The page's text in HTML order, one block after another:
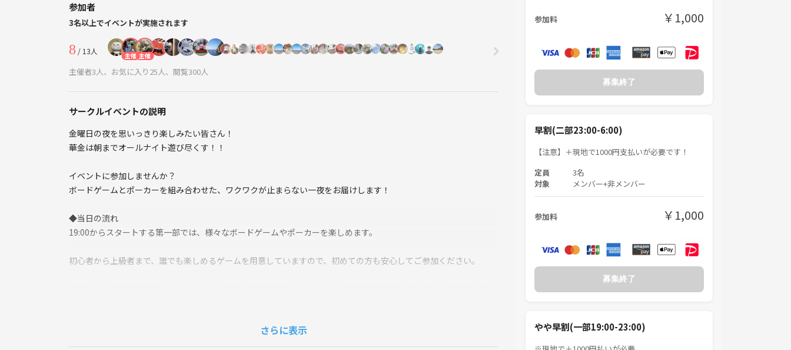
参加者
3名以上でイベントが実施されます
8 / 13人 主催 主催
主催者3人、お気に入り25人、閲覧300人
サークルイベントの説明
金曜日の夜を思いっきり楽しみたい皆さん！
華金は朝までオールナイト遊び尽くす！！
イベントに参加しませんか？
ボードゲームとポーカーを組み合わせた、ワクワクが止まらない一夜をお届けします！
◆当日の流れ
19:00からスタートする第一部では、様々なボードゲームやポーカーを楽しめます。
初心者から上級者まで、誰でも楽しめるゲームを用意していますので、初めての方も安心してご参加ください。
さらに表示
参加料 ￥1,000
募集終了
早割(二部23:00-6:00)
【注意】＋現地で1000円支払いが必要です！
定員 3名
対象
メンバー+非メンバー
参加料 ￥1,000
募集終了
やや早割(一部19:00-23:00)